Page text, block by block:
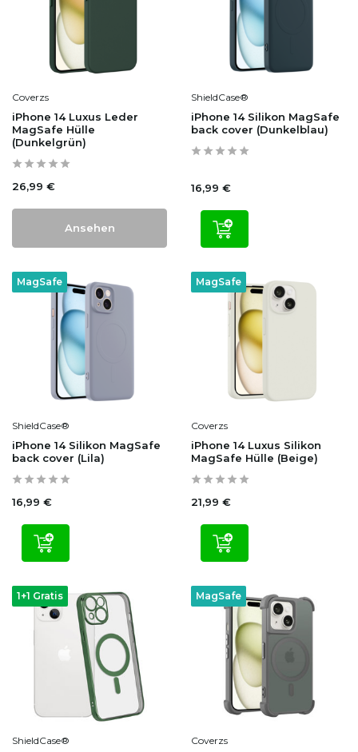
Coverzs
iPhone 14 Luxus Leder
MagSafe Hülle
(Dunkelgrün)
26,99 €
Ansehen
ShieldCase®
iPhone 14 Silikon MagSafe
back cover (Dunkelblau)
16,99 €
MagSafe
ShieldCase®
iPhone 14 Silikon MagSafe
back cover (Lila)
16,99 €
MagSafe
Coverzs
iPhone 14 Luxus Silikon
MagSafe Hülle (Beige)
21,99 €
1+1 Gratis
ShieldCase®
MagSafe
Coverzs